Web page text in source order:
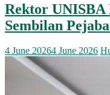
Rektor
Sembilan
4 June 20264 June 2026